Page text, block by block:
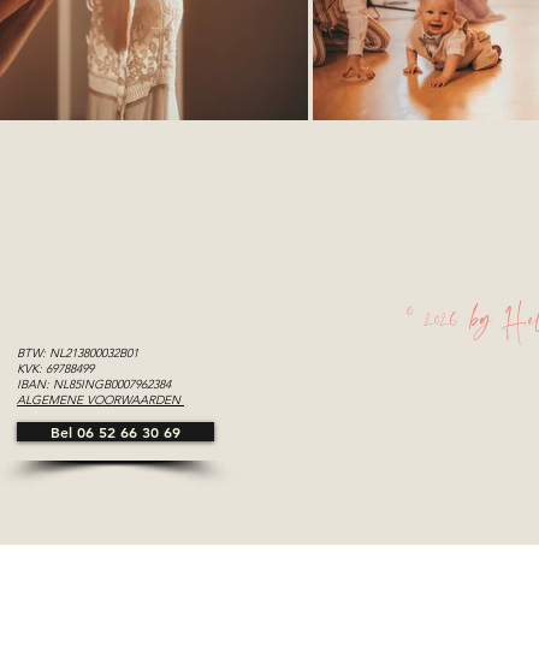
© 2026 by
BTW: NL213800032B01
KVK: 69788499
IBAN: NL85INGB0007962384
ALGEMENE VOORWAARDEN
Bel 06 52 66 30 69